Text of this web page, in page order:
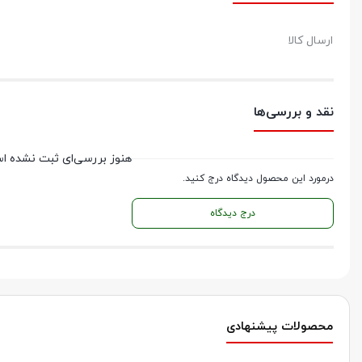
ارسال کالا
نقد و بررسی‌ها
درمورد این محصول دیدگاه درج کنید.
درج دیدگاه
هنوز بررسی‌ای ثبت نشده
محصولات پیشنهادی